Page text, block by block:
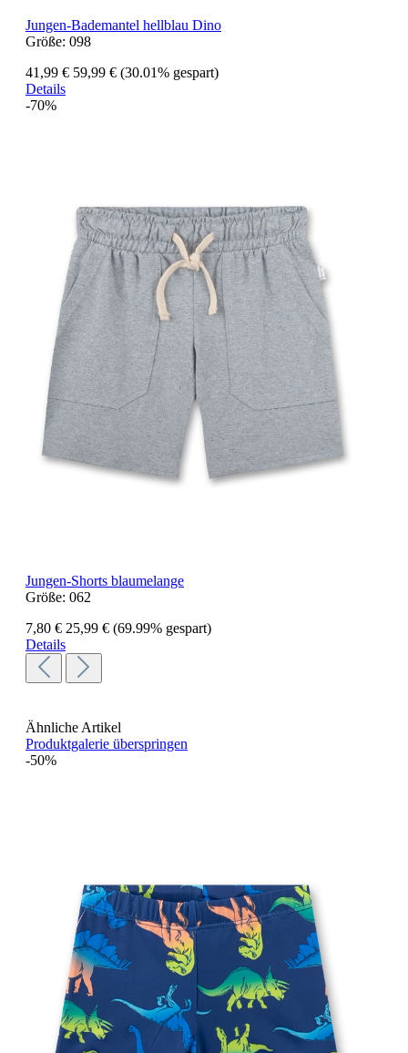
Jungen-Bademantel hellblau Dino
Größe: 098
41,99 € 59,99 € (30.01% gespart)
Details
-70%
Jungen-Shorts blaumelange
Größe: 062
7,80 € 25,99 € (69.99% gespart)
Details
Ähnliche Artikel
Produktgalerie überspringen
-50%